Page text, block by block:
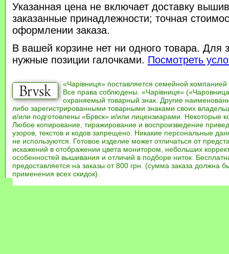
Указанная цена не включает доставку
заказанные принадлежности; точная
оформлении заказа.
В вашей корзине нет ни одного товара. Для
нужные позиции галочками. Посмотреть
«Чарівниця» поставляется семейной компанией
Все права соблюдены. «Чарівниця»
охраняемый товарный знак. Другие
либо зарегистрированными товарными знаками своих
и/или подготовлены «Брвск» и/или лицензиарами. Некоторые
Любое копирование, тиражирование и воспроизведение
узоров, текстов и кодов запрещено. Никакие персональные
не используются. Готовое изделие может отличаться от
искажений в отображении цвета монитором, небольших
особенностей вышивания и отличий в подборе ниток.
предоставляется на заказы от 800 грн. (сумма заказа должна
применения всех скидок).